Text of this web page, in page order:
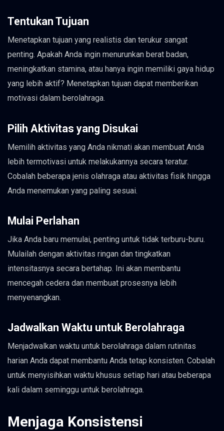
Tentukan Tujuan
Menetapkan tujuan yang realistis dan terukur sangat
penting. Apakah Anda ingin menurunkan berat badan,
meningkatkan stamina, atau hanya ingin memiliki gaya hidup
yang lebih aktif? Menetapkan tujuan dapat memberikan
motivasi dalam berolahraga.
Pilih Aktivitas yang Disukai
Memilih aktivitas yang Anda nikmati akan membuat Anda
lebih termotivasi untuk melakukannya secara teratur.
Cobalah beberapa jenis olahraga atau aktivitas fisik hingga
Anda menemukan yang paling sesuai.
Mulai Perlahan
Jika Anda baru memulai, penting untuk tidak terburu-buru.
Mulailah dengan aktivitas ringan dan tingkatkan
intensitasnya secara bertahap. Ini akan membantu
mencegah cedera dan membuat prosesnya lebih
menyenangkan.
Jadwalkan Waktu untuk Berolahraga
Menjadwalkan waktu untuk berolahraga dalam rutinitas
harian Anda dapat membantu Anda tetap konsisten. Cobalah
untuk menyisihkan waktu khusus setiap hari atau beberapa
kali dalam seminggu untuk berolahraga.
Menjaga Konsistensi